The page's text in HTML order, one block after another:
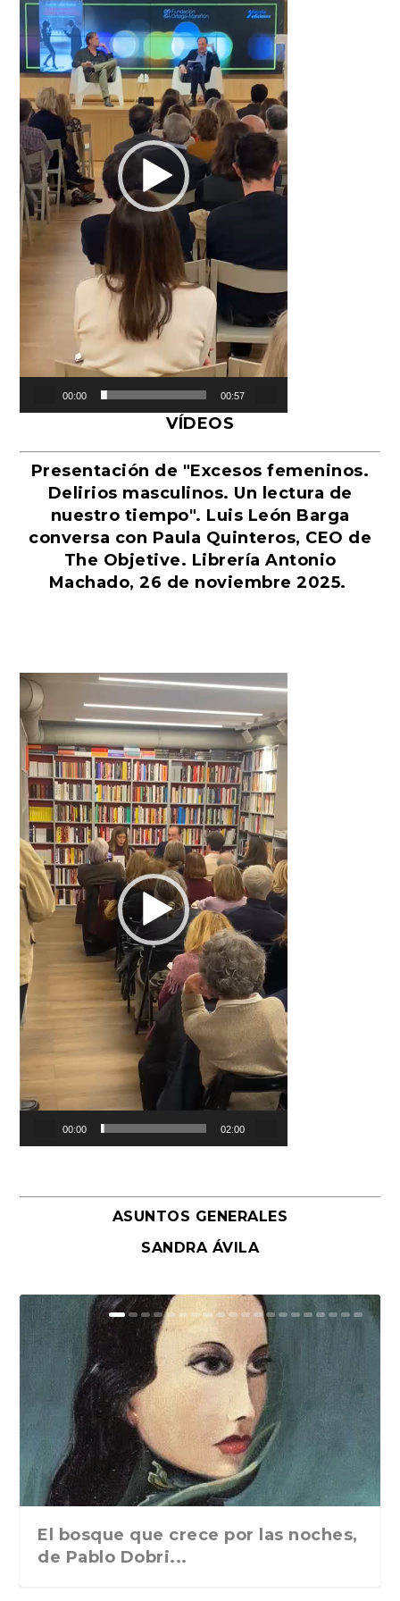
00:00 00:57
VÍDEOS
Presentación de "Excesos femeninos.
Delirios masculinos. Un lectura de
nuestro tiempo". Luis León Barga
conversa con Paula Quinteros, CEO de
The Objetive. Librería Antonio
Machado, 26 de noviembre 2025.
Reproductor
de
vídeo
00:00 02:00
ASUNTOS GENERALES
SANDRA ÁVILA
El bosque que crece por las noches,
de Pablo Dobri...